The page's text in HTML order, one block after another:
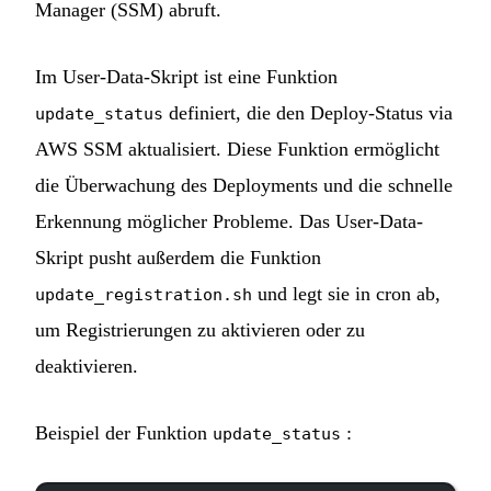
Manager (SSM) abruft.
Im User-Data-Skript ist eine Funktion
update_status definiert, die den Deploy-Status via
AWS SSM aktualisiert. Diese Funktion ermöglicht
die Überwachung des Deployments und die schnelle
Erkennung möglicher Probleme. Das User-Data-
Skript pusht außerdem die Funktion
update_registration.sh und legt sie in cron ab,
um Registrierungen zu aktivieren oder zu
deaktivieren.
Beispiel der Funktion update_status :